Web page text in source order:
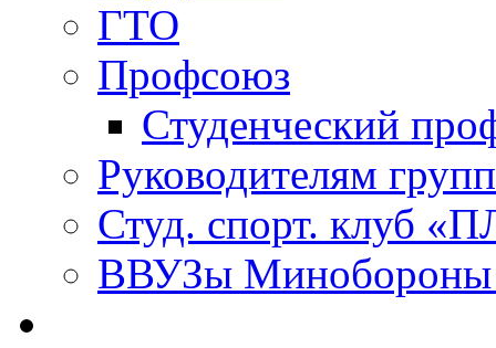
ГТО
Профсоюз
Студенческий
Руководителям групп
Студ. спорт. клуб
ВВУЗы Минобороны